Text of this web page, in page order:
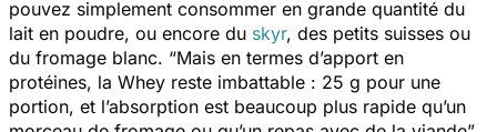
pouvez simplement consommer en grande quantité du
lait en poudre, ou encore du skyr, des petits suisses ou
du fromage blanc. “Mais en termes d’apport en
protéines, la Whey reste imbattable : 25 g pour une
portion, et l’absorption est beaucoup plus rapide qu’un